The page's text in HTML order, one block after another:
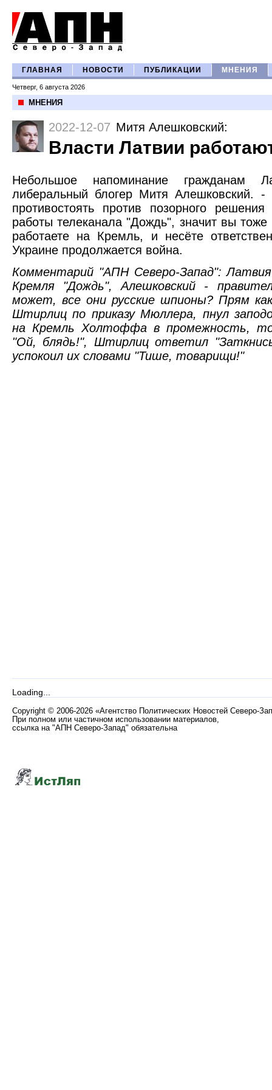
ГЛАВНАЯ НОВОСТИ ПУБЛИКАЦИИ МНЕНИЯ
Четверг, 6 августа 2026
МНЕНИЯ
2022-12-07 Митя Алешковский:
Власти Латвии
Небольшое напоминание
либеральный блогер Митя Алешковский.
противостоять против позорного
работы телеканала "Дождь", значит вы
работаете на Кремль, и несёте
Украине продолжается война.
Комментарий "АПН Северо-Запад":
Кремля "Дождь", Алешковский -
может, все они русские шпионы? Прям
Штирлиц по приказу Мюллера, пнул
на Кремль Холтоффа в промежность, то
"Ой, блядь!", Штирлиц ответил
успокоил их словами "Тише, товарищи!"
Loading...
Copyright © 2006-2026 «Агентство Политических Новостей Северо-
При полном или частичном использовании материалов,
ссылка на "АПН Северо-Запад" обязательна